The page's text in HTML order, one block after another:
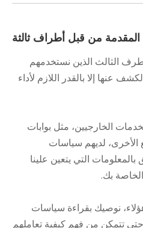
من قبل أطراف ثالثة
الثالث الذين نستخدمهم
عنها إلا بالقدر اللازم لأداء
الخارجيين، مثل بوابات
الأخرى، لديهم سياسات
التي يتعين علينا
بك.
نوصيك بقراءة سياسات
تتمكن من فهم كيفية تعاملهم